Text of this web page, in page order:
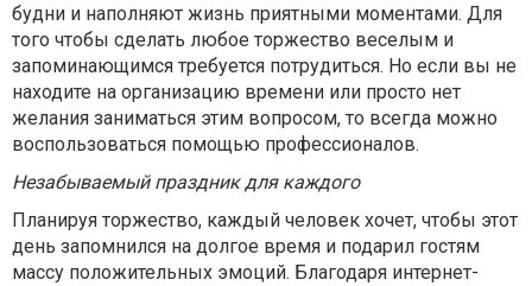
будни и наполняют жизнь приятными моментами. Для
того чтобы сделать любое торжество веселым и
запоминающимся требуется потрудиться. Но если вы не
находите на организацию времени или просто нет
желания заниматься этим вопросом, то всегда можно
воспользоваться помощью профессионалов.
Незабываемый праздник для каждого
Планируя торжество, каждый человек хочет, чтобы этот
день запомнился на долгое время и подарил гостям
массу положительных эмоций. Благодаря интернет-